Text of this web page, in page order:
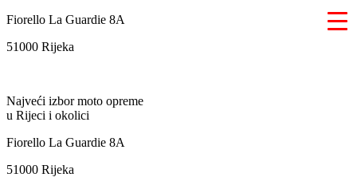
▼
Skip
content
Fiorello La Guardie 8A
51000 Rijeka
Najveći izbor moto opreme
u Rijeci i okolici
Fiorello La Guardie 8A
51000 Rijeka